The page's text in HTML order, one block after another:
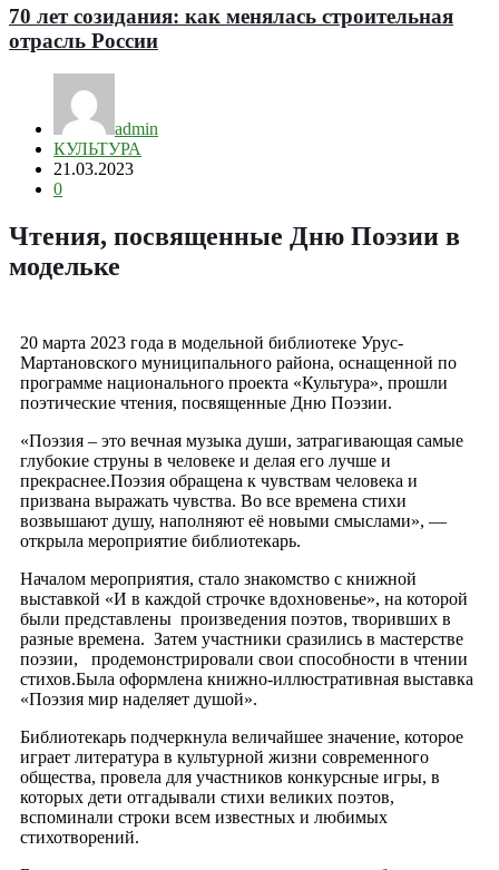
70 лет созидания: как менялась строительная
отрасль России
admin
КУЛЬТУРА
21.03.2023
0
Чтения, посвященные Дню Поэзии в
модельке
20 марта 2023 года в модельной библиотеке Урус-
Мартановского муниципального района, оснащенной по
программе национального проекта «Культура», прошли
поэтические чтения, посвященные Дню Поэзии.
«Поэзия – это вечная музыка души, затрагивающая самые
глубокие струны в человеке и делая его лучше и
прекраснее.Поэзия обращена к чувствам человека и
призвана выражать чувства. Во все времена стихи
возвышают душу, наполняют её новыми смыслами», —
открыла мероприятие библиотекарь.
Началом мероприятия, стало знакомство с книжной
выставкой «И в каждой строчке вдохновенье», на которой
были представлены произведения поэтов, творивших в
разные времена. Затем участники сразились в мастерстве
поэзии, продемонстрировали свои способности в чтении
стихов.Была оформлена книжно-иллюстративная выставка
«Поэзия мир наделяет душой».
Библиотекарь подчеркнула величайшее значение, которое
играет литература в культурной жизни современного
общества, провела для участников конкурсные игры, в
которых дети отгадывали стихи великих поэтов,
вспоминали строки всем известных и любимых
стихотворений.